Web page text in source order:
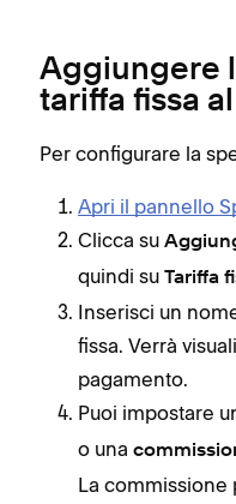
Aggiungere
tariffa fissa
Per configurare la
Apri il pannello
Clicca su
quindi su Tariffa
Inserisci un
fissa. Verrà
pagamento.
Puoi impostare
o una
La